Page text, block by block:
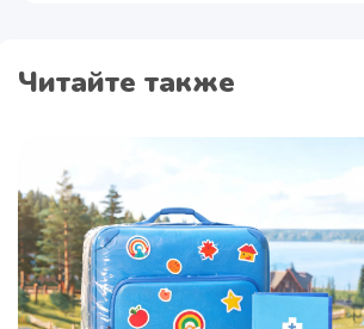
Читайте также